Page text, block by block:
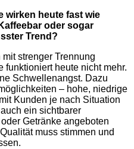
wirken heute fast wie
oder sogar
Trend?
strenger Trennung
funktioniert heute nicht mehr.
Schwellenangst. Dazu
– hohe, niedrige
Kunden je nach Situation
ein sichtbarer
Getränke angeboten
muss stimmen und